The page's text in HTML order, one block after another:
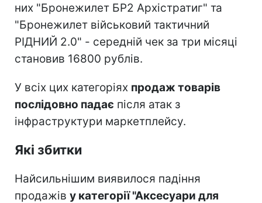
них "Бронежилет БР2 Архістратиг" та
"Бронежилет військовий тактичний
РІДНИЙ 2.0" - середній чек за три місяці
становив 16800 рублів.
У всіх цих категоріях продаж товарів
послідовно падає після атак з
інфраструктури маркетплейсу.
Які збитки
Найсильнішим виявилося падіння
продажів у категорії "Аксесуари для